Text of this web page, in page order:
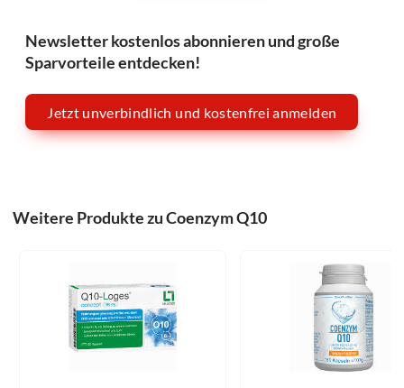
Newsletter kostenlos abonnieren und große
Sparvorteile entdecken!
Jetzt unverbindlich und kostenfrei anmelden
Weitere Produkte zu Coenzym Q10